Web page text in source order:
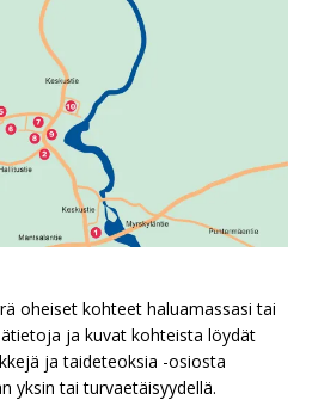
oheiset kohteet haluamassasi tai
ja kuvat kohteista löydät
ja taideteoksia -osiosta
yksin tai turvaetäisyydellä.